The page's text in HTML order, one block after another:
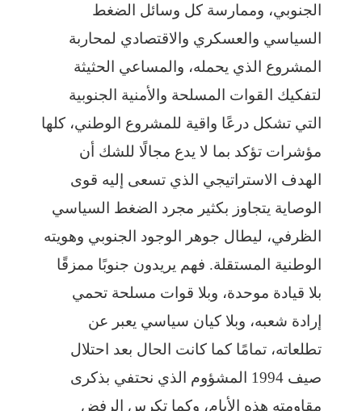
الجنوبي، وممارسة كل وسائل الضغط
السياسي والعسكري والاقتصادي لمحاربة
المشروع الذي يحمله، والمساعي الحثيثة
لتفكيك القوات المسلحة والأمنية الجنوبية
التي تشكل درعًا واقية للمشروع الوطني، كلها
مؤشرات تؤكد بما لا يدع مجالًا للشك أن
الهدف الاستراتيجي الذي تسعى إليه قوى
الوصاية يتجاوز بكثير مجرد الضغط السياسي
الظرفي، ليطال جوهر الوجود الجنوبي وهويته
الوطنية المستقلة. فهم يريدون جنوبًا ممزقًا
بلا قيادة موحدة، وبلا قوات مسلحة تحمي
إرادة شعبه، وبلا كيان سياسي يعبر عن
تطلعاته، تمامًا كما كانت الحال بعد احتلال
صيف 1994 المشؤوم الذي نحتفي بذكرى
مقاومته هذه الأيام، وكما تكرس الرفض